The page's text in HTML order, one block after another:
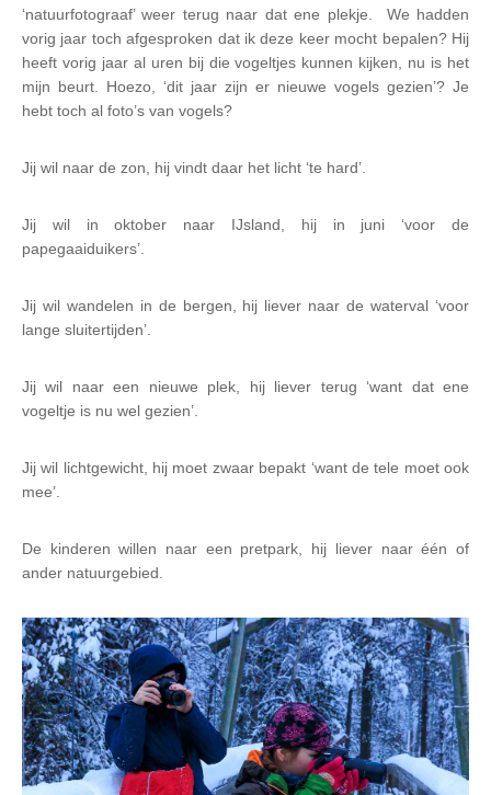
‘natuurfotograaf’ weer terug naar dat ene plekje. We hadden
vorig jaar toch afgesproken dat ik deze keer mocht bepalen? Hij
heeft vorig jaar al uren bij die vogeltjes kunnen kijken, nu is het
mijn beurt. Hoezo, ‘dit jaar zijn er nieuwe vogels gezien’? Je
hebt toch al foto’s van vogels?
Jij wil naar de zon, hij vindt daar het licht ‘te hard’.
Jij wil in oktober naar IJsland, hij in juni ‘voor de
papegaaiduikers’.
Jij wil wandelen in de bergen, hij liever naar de waterval ‘voor
lange sluitertijden’.
Jij wil naar een nieuwe plek, hij liever terug ‘want dat ene
vogeltje is nu wel gezien’.
Jij wil lichtgewicht, hij moet zwaar bepakt ‘want de tele moet ook
mee’.
De kinderen willen naar een pretpark, hij liever naar één of
ander natuurgebied.